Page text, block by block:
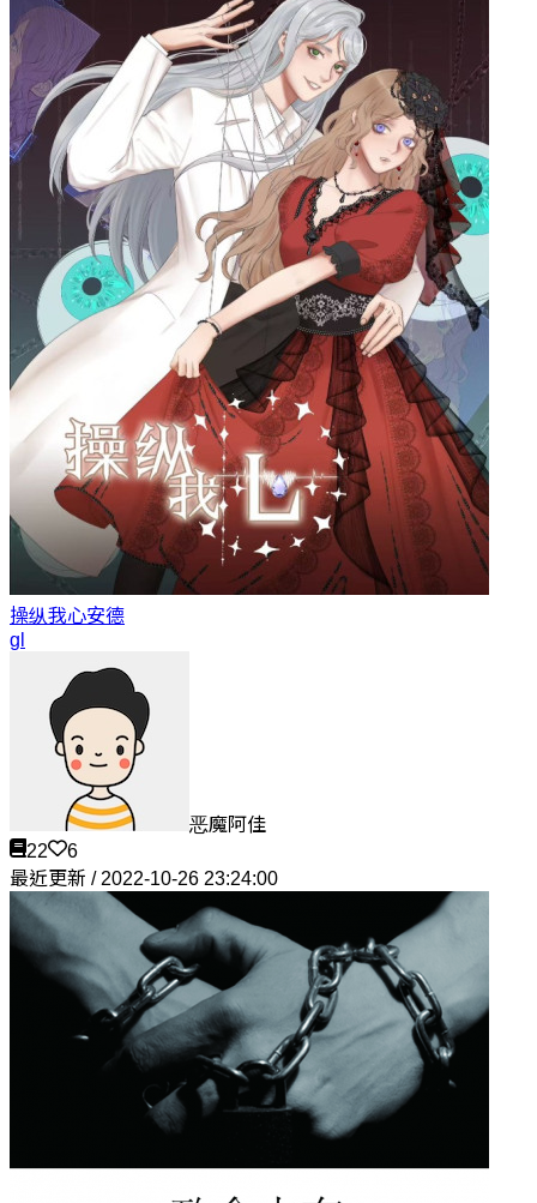
操纵我心安德
gl
恶魔阿佳
22
6
最近更新 / 2022-10-26 23:24:00